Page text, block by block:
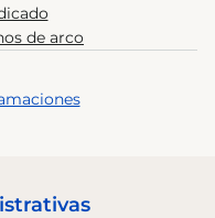
de arco